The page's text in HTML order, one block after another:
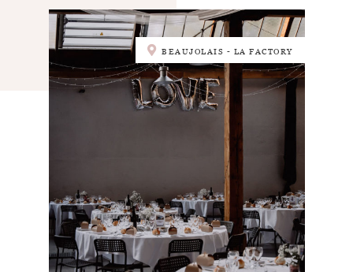
BEAUJOLAIS - LA FACTORY